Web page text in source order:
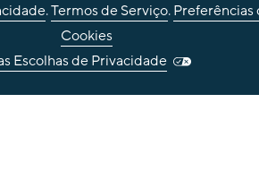
.Termos de Serviço.Preferências
Cookies
Escolhas de Privacidade